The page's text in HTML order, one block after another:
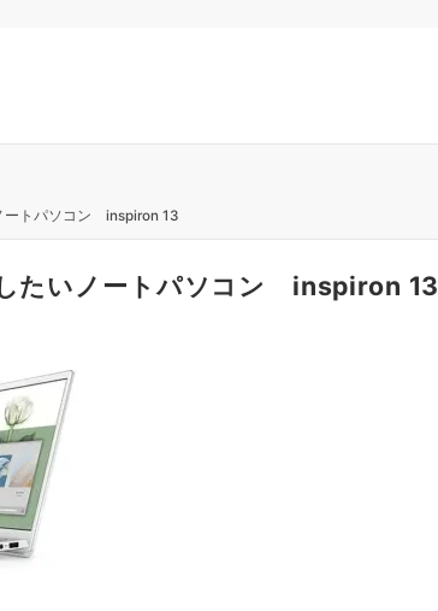
ートパソコン inspiron 13
たいノートパソコン inspiron 13